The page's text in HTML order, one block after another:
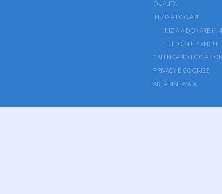
QUALITA'
INIZIA A DONARE
INIZIA A DONARE IN
TUTTO SUL SANGUE
CALENDARIO
PRIVACY E COOKIES
AREA RISERVATA